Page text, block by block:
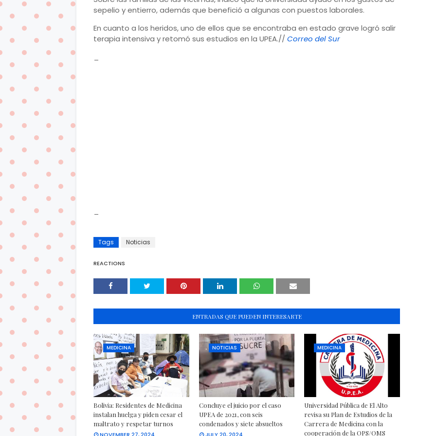
sepelio y entierro, además que benefició a algunas con puestos laborales.
En cuanto a los heridos, uno de ellos que se encontraba en estado grave logró salir
terapia intensiva y retomó sus estudios en la UPEA.// Correo del Sur
Tags Noticias
REACTIONS
ENTRADAS QUE PUEDEN INTERESARTE
MEDICINA
Bolivia: Residentes de Medicina
instalan huelga y piden cesar el
maltrato y respetar turnos
NOTICIAS
Concluye el juicio por el caso
UPEA de 2021, con seis
condenados y siete absueltos
MEDICINA
Universidad Pública de El Alto
revisa su Plan de Estudios de la
Carrera de Medicina con la
cooperación de la OPS/OMS